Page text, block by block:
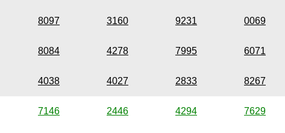
8097 3160 9231 0069
8084 4278 7995 6071
4038 4027 2833 8267
7146 2446 4294 7629